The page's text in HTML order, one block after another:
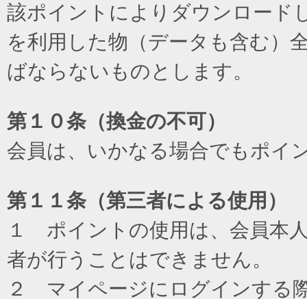
該ポイントによりダウンロード
を利用した物（データも含む）
ばならないものとします。
第１０条（換金の不可）
会員は、いかなる場合でもポイ
第１１条（第三者による使用）
１ ポイントの使用は、会員本
者が行うことはできません。
２ マイページにログインする